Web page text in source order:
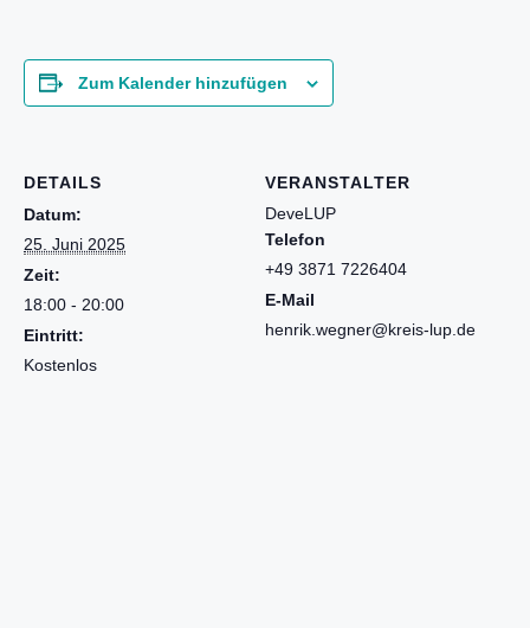
Zum Kalender hinzufügen
DETAILS
Datum:
25. Juni 2025
Zeit:
18:00 - 20:00
Eintritt:
Kostenlos
VERANSTALTER
DeveLUP
Telefon
+49 3871 7226404
E-Mail
henrik.wegner@kreis-lup.de